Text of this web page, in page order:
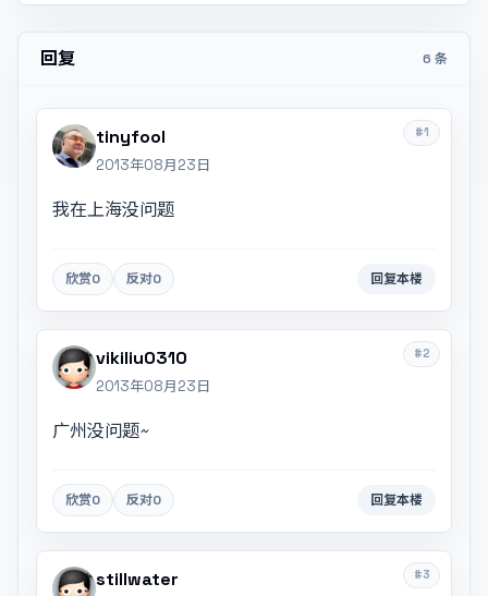
回复 6 条
#1
tinyfool
2013年08月23日
我在上海没问题
欣赏0 反对0 回复本楼
#2
vikiliu0310
2013年08月23日
广州没问题~
欣赏0 反对0 回复本楼
#3
stillwater